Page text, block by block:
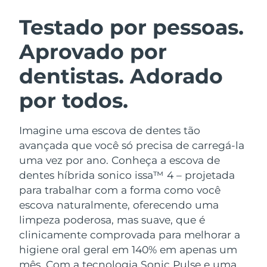
Testado por pessoas.
Aprovado por
dentistas. Adorado
por todos.
Imagine uma escova de dentes tão
avançada que você só precisa de carregá-la
uma vez por ano. Conheça a escova de
dentes híbrida sonico issa™ 4 – projetada
para trabalhar com a forma como você
escova naturalmente, oferecendo uma
limpeza poderosa, mas suave, que é
clinicamente comprovada para melhorar a
higiene oral geral em 140% em apenas um
mês. Com a tecnologia Sonic Pulse e uma
Limpeza facial
LUNA™ 4 kit
Anti-aging massage
LUNA™ 4 Plus
Massage, LED heating
LUNA™ 4 Men
For men, anti-aging massage
Lifting facial
BEAR™ 2 kit
Microcurrent toning
BEAR™ 2 go
Microcurrent toning on-the-go
BEAR™ 2 eyes & lips
Microcurrent line smoothing device
Hidratação
UFO™ 3 kit
Deep facial hydration
UFO™ 3 LED
Near-infrared and red light therapy
device
Cuidado oral
issa™ 4
Hybrid silicone sonic toothbrush
issa™ 4 plus
Smart hybrid silicone sonic toothbrush
TRATAMENTO ANTIENVELHECIMENTO
FAQ™
Antienvelhecimento Tratamentos LED
NEW
Áustria
Barein Entrega prevista
Bélgica Entrega prevista08/08/2026
Bermudas
Bósnia e
Herzegovina
Entrega prevista
Brunei Entrega prevista13/08/2026
Bulgária Entrega prevista
Canadá Entrega prevista
Chile Entrega prevista12/08/2026